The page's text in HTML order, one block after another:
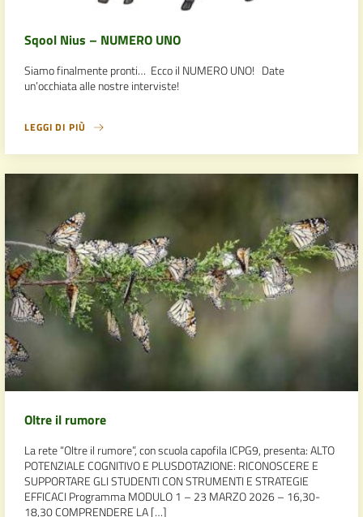
Sqool Nius – NUMERO UNO
Siamo finalmente pronti… Ecco il NUMERO UNO! Date
un’occhiata alle nostre interviste!
LEGGI DI PIÙ
Oltre il rumore
La rete “Oltre il rumore”, con scuola capofila ICPG9, presenta: ALTO
POTENZIALE COGNITIVO E PLUSDOTAZIONE: RICONOSCERE E
SUPPORTARE GLI STUDENTI CON STRUMENTI E STRATEGIE
EFFICACI Programma MODULO 1 – 23 MARZO 2026 – 16,30-
18,30 COMPRENDERE LA […]